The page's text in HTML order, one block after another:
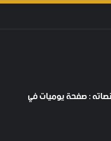
: صفحة يوميات في